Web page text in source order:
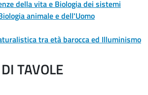
della vita e Biologia dei sistemi
animale e dell'Uomo
tra età barocca ed Illuminismo
TAVOLE